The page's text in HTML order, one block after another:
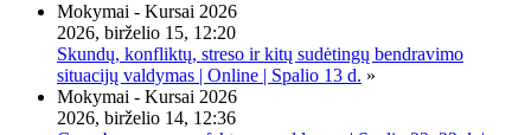
Mokymai - Kursai 2026
2026, birželio 15, 12:20
Skundų, konfliktų, streso ir kitų sudėtingų bendravimo
situacijų valdymas | Online | Spalio 13 d. »
Mokymai - Kursai 2026
2026, birželio 14, 12:36